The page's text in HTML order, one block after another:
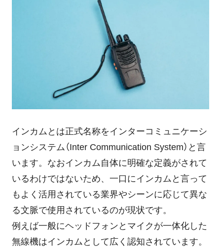
インカムとは正式名称をインターコミュニケーシ
ョンシステム（Inter Communication System）と言
います。なおインカム自体に明確な定義がされて
いるわけではないため、一口にインカムと言って
もよく活用されている業界やシーンに応じて異な
る文脈で使用されているのが現状です。
例えば一般にヘッドフォンとマイクが一体化した
無線機はインカムとして広く認知されています。